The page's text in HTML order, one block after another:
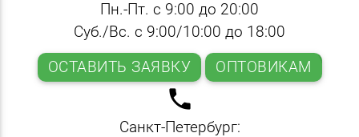
Пн.-Пт. с 9:00 до 20:00
Суб./Вс. с 9:00/10:00 до 18:00
ОСТАВИТЬ ЗАЯВКУ
ОПТОВИКАМ
local_phone
Санкт-Петербург: